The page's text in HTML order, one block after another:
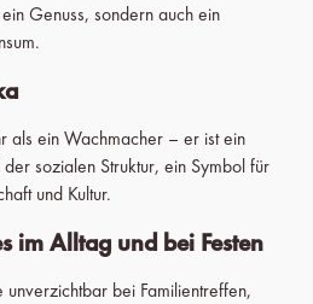
Genuss, sondern auch ein
als ein Wachmacher – er ist ein
sozialen Struktur, ein Symbol für
und Kultur.
im Alltag und bei Festen
unverzichtbar bei Familientreffen,